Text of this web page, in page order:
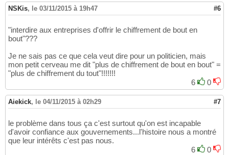
NSKis, le 03/11/2015 à 19h47 #6
"interdire aux entreprises d'offrir le chiffrement de bout en
bout"???
Je ne sais pas ce que cela veut dire pour un politicien, mais
mon petit cerveau me dit "plus de chiffrement de bout en bout" =
"plus de chiffrement du tout"!!!!!!!
6
0
Aiekick, le 04/11/2015 à 02h29 #7
le problème dans tous ça c'est surtout qu'on est incapable
d'avoir confiance aux gouvernements...l'histoire nous a montré
que leur intérêts c'est pas nous.
6
0